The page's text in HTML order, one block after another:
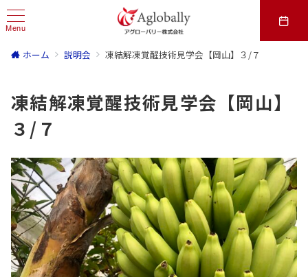
Menu
ホーム 説明会 凍結解凍覚醒技術見学会【岡山】３/７
凍結解凍覚醒技術見学会【岡山】
３/７